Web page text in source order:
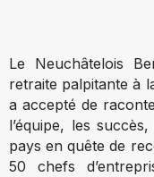
Le Neuchâtelois
retraite palpitante à
a accepté de
l’équipe, les
pays en quête de
50 chefs